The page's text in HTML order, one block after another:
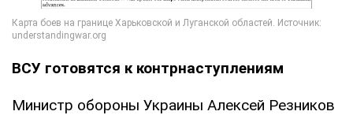
ВСУ готовятся к контрнаступлениям
Министр обороны Украины Алексей Резников